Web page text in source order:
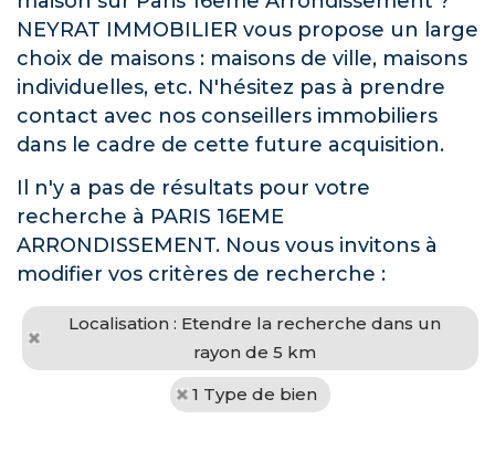
NEYRAT IMMOBILIER vous propose un large
choix de maisons : maisons de ville, maisons
individuelles, etc. N'hésitez pas à prendre
contact avec nos conseillers immobiliers
dans le cadre de cette future acquisition.
Il n'y a pas de résultats pour votre
recherche à PARIS 16EME
ARRONDISSEMENT. Nous vous invitons à
modifier vos critères de recherche :
Localisation : Etendre la recherche dans un
rayon de 5 km
1 Type de bien